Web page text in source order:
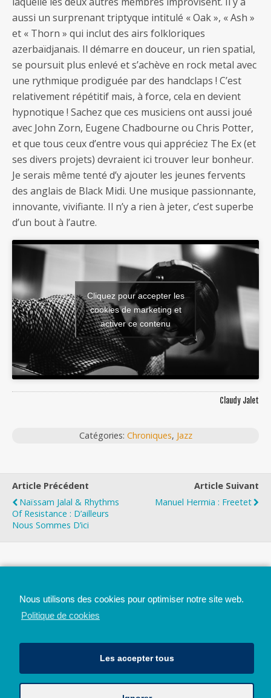
aussi un surprenant triptyque intitulé « Oak », « Ash »
et « Thorn » qui inclut des airs folkloriques
azerbaïdjanais. Il démarre en douceur, un rien spatial,
se poursuit plus enlevé et s’achève en rock metal avec
une rythmique prodiguée par des handclaps ! C’est
relativement répétitif mais, à force, cela en devient
hypnotique ! Sachez que ces musiciens ont aussi joué
avec John Zorn, Eugene Chadbourne ou Chris Potter,
et que tous ceux d’entre vous qui appréciez The Ex (et
ses divers projets) devraient ici trouver leur bonheur.
Je serais même tenté d’y ajouter les jeunes fervents
des anglais de Black Midi. Une musique passionnante,
innovante, vivifiante. Il n’y a rien à jeter, c’est superbe
d’un bout à l’autre.
Cliquez pour accepter les
cookies de marketing et
activer ce contenu
Claudy Jalet
Catégories: Chroniques, Jazz
Article Précédent
Naïssam Jalal & Rhythms
Of Resistance : D’ailleurs
Nous Sommes D’ici
Article Suivant
Manuel Hermia : Freetet
Nous utilisons des cookies pour optimiser notre site web.
Politique de cookies
Les accepter tous